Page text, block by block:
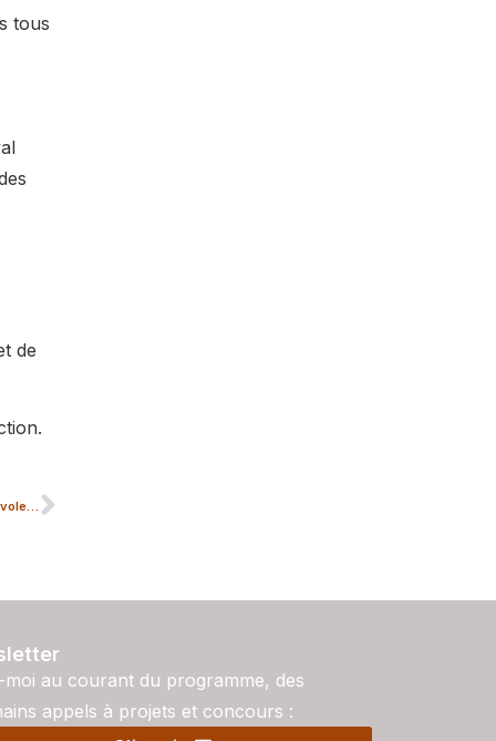
tous
de
La Semaine du Son recherche des bénévoles (FR/NL)!
moi au courant du programme, des
appels à projets et concours :